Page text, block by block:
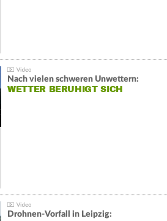
Nach vielen schweren Unwettern:
WETTER BERUHIGT SICH
Drohnen-Vorfall in Leipzig: